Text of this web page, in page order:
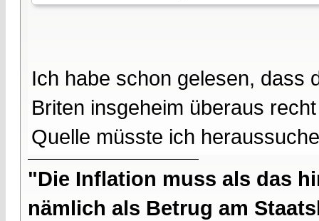
Ich habe schon gelesen, dass
Briten insgeheim überaus
Quelle müsste ich
"Die Inflation muss als das
nämlich als Betrug am